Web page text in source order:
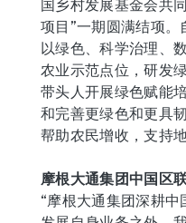
国乡村发展基金会共
项目”一期圆满结项。
以绿色、科学治理、
农业示范点位，研发
带头人开展绿色赋能
和完善更绿色和更具
帮助农民增收，支持
摩根大通集团中国区
“摩根大通集团深耕